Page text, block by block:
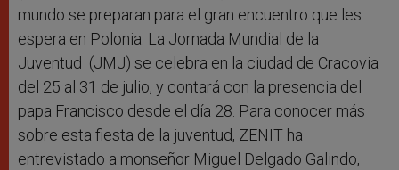
mundo se preparan para el gran encuentro que les
espera en Polonia. La Jornada Mundial de la
Juventud (JMJ) se celebra en la ciudad de Cracovia
del 25 al 31 de julio, y contará con la presencia del
papa Francisco desde el día 28. Para conocer más
sobre esta fiesta de la juventud, ZENIT ha
entrevistado a monseñor Miguel Delgado Galindo,